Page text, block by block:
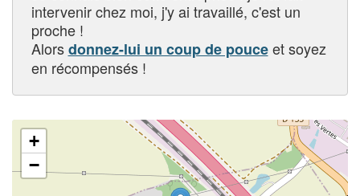
intervenir chez moi, j'y ai travaillé, c'est un
proche !
Alorsdonnez-lui un coup de pouceet soyez
en récompensés !
+
−